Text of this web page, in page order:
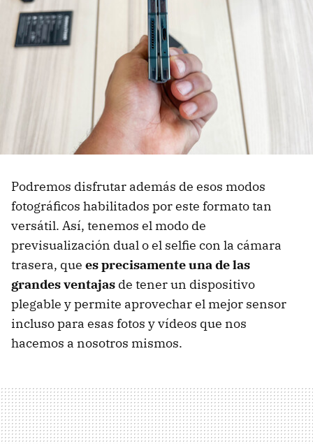
Podremos disfrutar además de esos modos
fotográficos habilitados por este formato tan
versátil. Así, tenemos el modo de
previsualización dual o el selfie con la cámara
trasera, que es precisamente una de las
grandes ventajas de tener un dispositivo
plegable y permite aprovechar el mejor sensor
incluso para esas fotos y vídeos que nos
hacemos a nosotros mismos.